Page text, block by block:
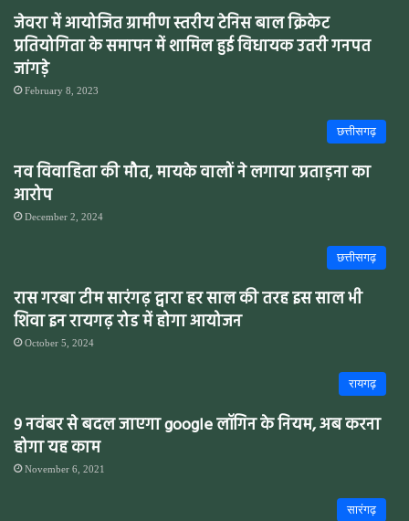
जेवरा में आयोजित ग्रामीण स्तरीय टेनिस बाल क्रिकेट
प्रतियोगिता के समापन में शामिल हुई विधायक उतरी गनपत
जांगड़े
February 8, 2023
छत्तीसगढ़
नव विवाहिता की मौत, मायके वालों ने लगाया प्रताड़ना का
आरोप
December 2, 2024
छत्तीसगढ़
रास गरबा टीम सारंगढ़ द्वारा हर साल की तरह इस साल भी
शिवा इन रायगढ़ रोड में होगा आयोजन
October 5, 2024
रायगढ़
9 नवंबर से बदल जाएगा google लॉगिन के नियम, अब करना
होगा यह काम
November 6, 2021
सारंगढ़